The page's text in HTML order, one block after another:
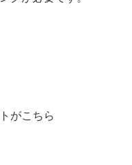
がこちら